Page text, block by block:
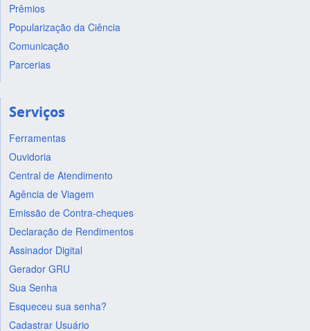
Prêmios
Popularização da Ciência
Comunicação
Parcerias
Serviços
Ferramentas
Ouvidoria
Central de Atendimento
Agência de Viagem
Emissão de Contra-cheques
Declaração de Rendimentos
Assinador Digital
Gerador GRU
Sua Senha
Esqueceu sua senha?
Cadastrar Usuário